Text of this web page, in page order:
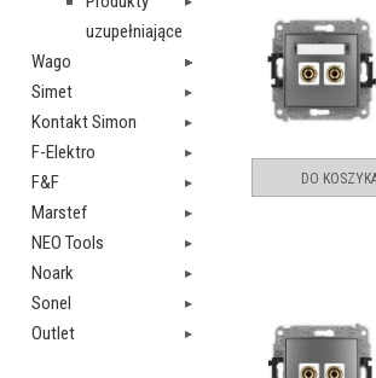
uzupełniające
Wago
Simet
Kontakt Simon
F-Elektro
F&F
Marstef
NEO Tools
Noark
Sonel
Outlet
DO